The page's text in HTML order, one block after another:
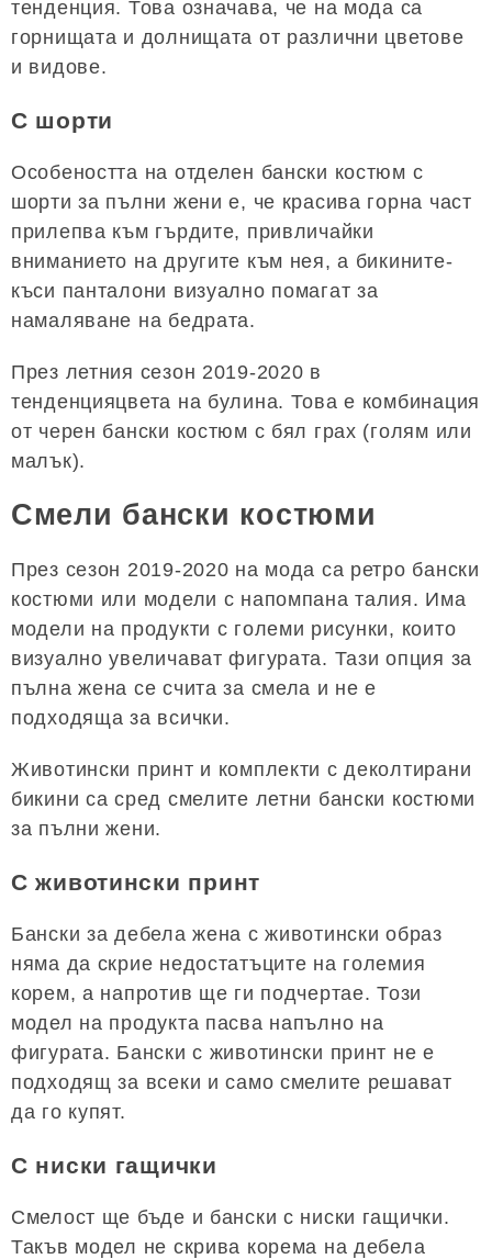
тенденция. Това означава, че на мода са
горнищата и долнищата от различни цветове
и видове.
С шорти
Особеността на отделен бански костюм с
шорти за пълни жени е, че красива горна част
прилепва към гърдите, привличайки
вниманието на другите към нея, а бикините-
къси панталони визуално помагат за
намаляване на бедрата.
През летния сезон 2019-2020 в
тенденцияцвета на булина. Това е комбинация
от черен бански костюм с бял грах (голям или
малък).
Смели бански костюми
През сезон 2019-2020 на мода са ретро бански
костюми или модели с напомпана талия. Има
модели на продукти с големи рисунки, които
визуално увеличават фигурата. Тази опция за
пълна жена се счита за смела и не е
подходяща за всички.
Животински принт и комплекти с деколтирани
бикини са сред смелите летни бански костюми
за пълни жени.
С животински принт
Бански за дебела жена с животински образ
няма да скрие недостатъците на големия
корем, а напротив ще ги подчертае. Този
модел на продукта пасва напълно на
фигурата. Бански с животински принт не е
подходящ за всеки и само смелите решават
да го купят.
С ниски гащички
Смелост ще бъде и бански с ниски гащички.
Такъв модел не скрива корема на дебела